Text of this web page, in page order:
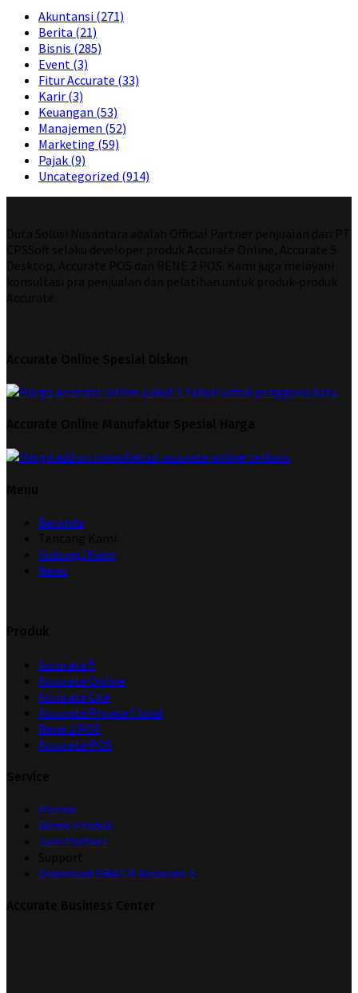
Akuntansi (271)
Berita (21)
Bisnis (285)
Event (3)
Fitur Accurate (33)
Karir (3)
Keuangan (53)
Manajemen (52)
Marketing (59)
Pajak (9)
Uncategorized (914)
Beranda
Hubungi Kami
News
Accurate 5
Accurate Online
Accurate Lite
Accurate Private Cloud
Rene 2 POS
Accurate POS
Promo
Demo Produk
Join Partner
Download GRATIS Accurate 5